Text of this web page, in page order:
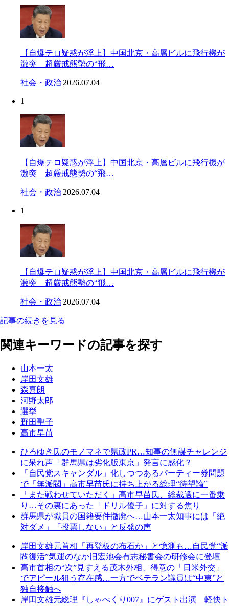
【自爆テロ疑惑が浮上】中国北京・高層ビルに飛行機が
激突 超厳戒態勢の“飛…
社会・政治|2026.07.04
1
【自爆テロ疑惑が浮上】中国北京・高層ビルに飛行機が
激突 超厳戒態勢の“飛…
社会・政治|2026.07.04
1
【自爆テロ疑惑が浮上】中国北京・高層ビルに飛行機が
激突 超厳戒態勢の“飛…
社会・政治|2026.07.04
記事の続きを見る
関連キーワードの記事を探す
山本一太
岸田文雄
森喜朗
河野太郎
選挙
野田聖子
高市早苗
ひろゆき氏のモノマネで県政PR…知事の無謀チャレンジ
に呆れ声「群馬県は劣化版東京」発言に感化？
「自民党スキャンダル」化しつつあるパーティー券問題
で「無派閥」高市早苗氏に持ち上がる総理“待望論”
「また戦わせていただく」高市早苗氏、総裁選に一番乗
り…その裏にあった「ドリル優子」に対する焦り
群馬県が職員の国籍要件撤廃へ…山本一太知事には「絶
対ダメ」「投票しない」と反発の声
岸田文雄元首相「再登板の布石か」と憶測も…自民党“派
閥復活”気運のなか旧宏池会有志秘書会の研修会に登壇
高市首相の“次”見すえる茂木外相、得意の「日米外交」
でアピール狙う存在感…一方でベテラン議員は“中東”と
独自接触へ
岸田文雄元総理『しゃべくり007』にゲスト出演 軽快ト